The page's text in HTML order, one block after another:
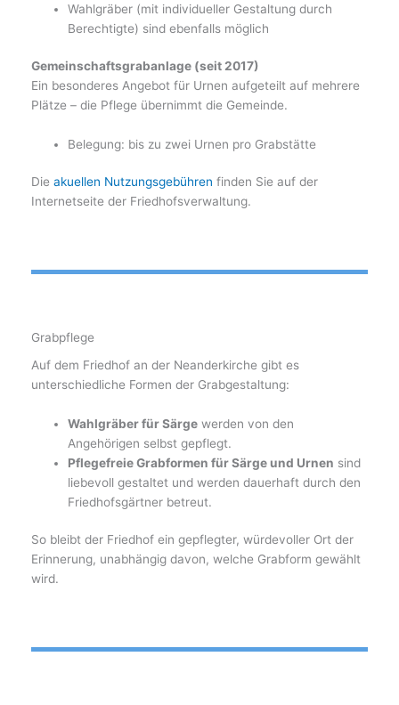
Wahlgräber (mit individueller Gestaltung durch
Berechtigte) sind ebenfalls möglich
Gemeinschaftsgrabanlage (seit 2017)
Ein besonderes Angebot für Urnen aufgeteilt auf mehrere
Plätze – die Pflege übernimmt die Gemeinde.
Belegung: bis zu zwei Urnen pro Grabstätte
Die akuellen Nutzungsgebühren finden Sie auf der
Internetseite der Friedhofsverwaltung.
Grabpflege
Auf dem Friedhof an der Neanderkirche gibt es
unterschiedliche Formen der Grabgestaltung:
Wahlgräber für Särge werden von den
Angehörigen selbst gepflegt.
Pflegefreie Grabformen für Särge und Urnen sind
liebevoll gestaltet und werden dauerhaft durch den
Friedhofsgärtner betreut.
So bleibt der Friedhof ein gepflegter, würdevoller Ort der
Erinnerung, unabhängig davon, welche Grabform gewählt
wird.